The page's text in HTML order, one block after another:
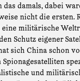
das damals, dabei
nicht die ersten.
militärische
Schutz eigener
sich China schon
und